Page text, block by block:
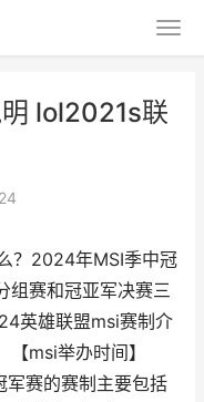
lol2021s联
？2024年MSI季中冠
组赛和冠亚军决赛三
英雄联盟msi赛制介
msi举办时间】
赛的赛制主要包括